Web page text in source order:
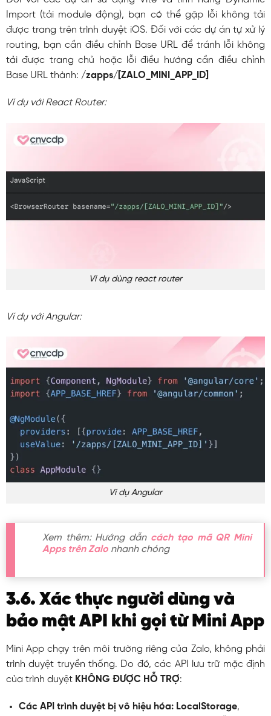
Import (tải module động), bạn có thể gặp lỗi không tải
được trang trên trình duyệt iOS. Đối với các dự án tự xử lý
routing, bạn cần điều chỉnh Base URL để tránh lỗi không
tải được trang chủ hoặc lỗi điều hướng cần điều chỉnh
Base URL thành: /zapps/[ZALO_MINI_APP_ID]
Ví dụ với React Router:
Ví dụ dùng react router
Ví dụ với Angular:
Ví dụ Angular
Xem thêm: Hướng dẫn cách tạo mã QR Mini
Apps trên Zalonhanh chóng
3.6. Xác thực người dùng và
bảo mật API khi gọi từ Mini App
Mini App chạy trên môi trường riêng của Zalo, không phải
trình duyệt truyền thống. Do đó, các API lưu trữ mặc định
của trình duyệt KHÔNG ĐƯỢC HỖ TRỢ:
Các API trình duyệt bị vô hiệu hóa: LocalStorage,